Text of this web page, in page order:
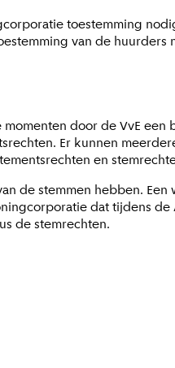
toestemming
van de
door de VvE
Er kunnen
en
de stemmen hebben.
dat tijdens
de stemrechten.